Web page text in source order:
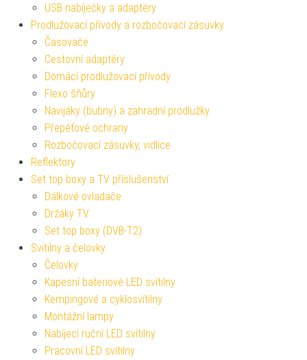
USB nabíječky a adaptéry
Prodlužovací přívody a rozbočovací zásuvky
Časovače
Cestovní adaptéry
Domácí prodlužovací přívody
Flexo šňůry
Navijáky (bubny) a zahradní prodlužky
Přepěťové ochrany
Rozbočovací zásuvky, vidlice
Reflektory
Set top boxy a TV příslušenství
Dálkové ovladače
Držáky TV
Set top boxy (DVB-T2)
Svítilny a čelovky
Čelovky
Kapesní bateriové LED svítilny
Kempingové a cyklosvítilny
Montážní lampy
Nabíjecí ruční LED svítilny
Pracovní LED svítilny